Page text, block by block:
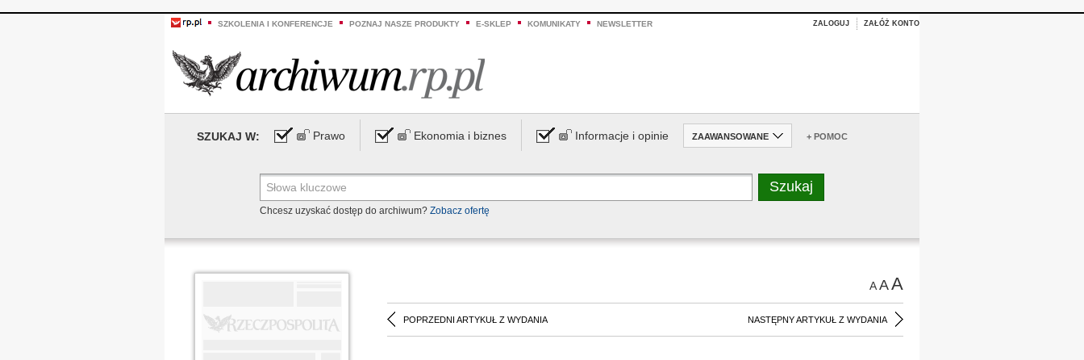
SZKOLENIA I KONFERENCJE POZNAJ NASZE PRODUKTY E-SKLEP KOMUNIKATY NEWSLETTER ZALOGUJ ZAŁÓŻ KONTO
SZUKAJ W: Prawo Ekonomia i biznes Informacje i opinie ZAAWANSOWANE + POMOC
Chcesz uzyskać dostęp do archiwum? Zobacz ofertę
AAA
POPRZEDNI ARTYKUŁ Z WYDANIA NASTĘPNY ARTYKUŁ Z WYDANIA